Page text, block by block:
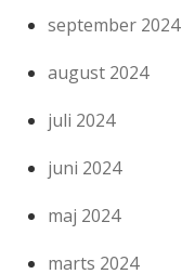
september 2024
august 2024
juli 2024
juni 2024
maj 2024
marts 2024